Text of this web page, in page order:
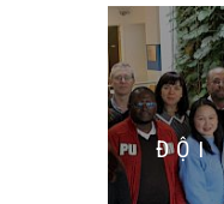
ĐỘI